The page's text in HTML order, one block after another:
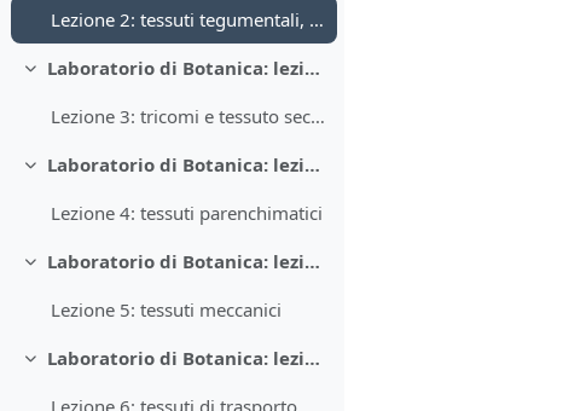
Lezione 2: tessuti tegumentali, epidermide, stomi, plasmolisi
Collapse
Laboratorio di Botanica: lezione 3
Lezione 3: tricomi e tessuto secretore (tasche lisigene)
Collapse
Laboratorio di Botanica: lezione 4
Lezione 4: tessuti parenchimatici
Collapse
Laboratorio di Botanica: lezione 5
Lezione 5: tessuti meccanici
Collapse
Laboratorio di Botanica: lezione 6